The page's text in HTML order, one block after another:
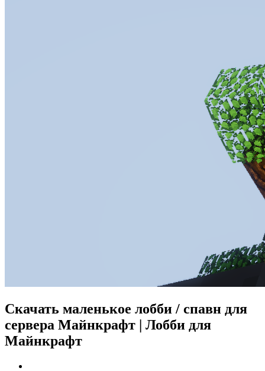
Скачать маленькое лобби / спавн для
сервера Майнкрафт | Лобби для
Майнкрафт